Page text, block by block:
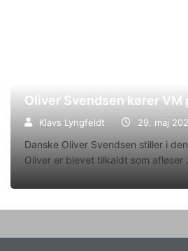
Oliver Svendsen kører VM
Klavs Lyngfeldt 29. maj
Danske Oliver Svendsen stiller i
Oliver er blevet tilkaldt som afløser